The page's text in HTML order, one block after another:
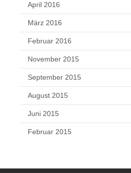
April 2016
März 2016
Februar 2016
November 2015
September 2015
August 2015
Juni 2015
Februar 2015